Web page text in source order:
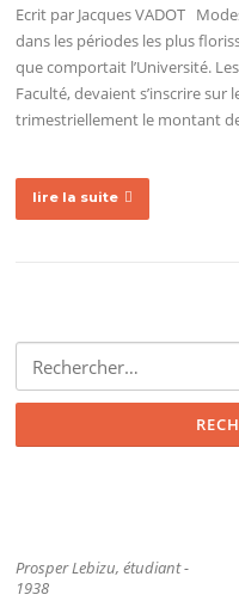
Ecrit par Jacques VADOT
dans les périodes les plus
que comportait l’Université.
Faculté, devaient s’inscrire
trimestriellement le montant
lire la suite
Prosper Lebizu, étudiant -
1938